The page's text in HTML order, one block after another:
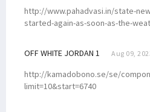
http://www.pahadvasi.in/state-
started-again-as-soon-as-the-
OFF WHITE JORDAN 1 Aug 09,
http://kamadobono.se/se/
limit=10&start=6740